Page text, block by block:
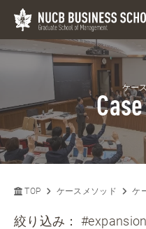
ケー
TOP ケースメソッド ケ
絞り込み：#expansion